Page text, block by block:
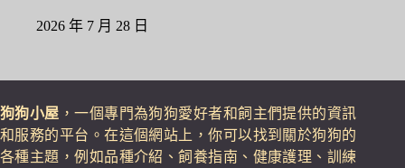
2026 年 7 月 28 日
狗狗小屋 ，一個專門為狗狗愛好者和飼主們提供的資訊
和服務的平台。在這個網站上，你可以找到關於狗狗的
各種主題，例如品種介紹、飼養指南、健康護理、訓練